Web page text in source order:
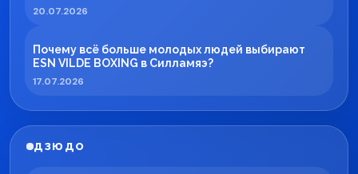
20.07.2026
Почему всё больше молодых людей выбирают
ESN VILDE BOXING в Силламяэ?
17.07.2026
ДЗЮДО